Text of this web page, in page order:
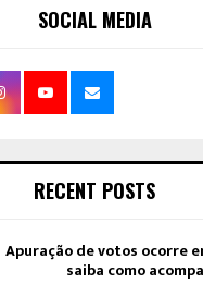
SOCIAL MEDIA
RECENT POSTS
Apuração de votos ocorre
saiba como